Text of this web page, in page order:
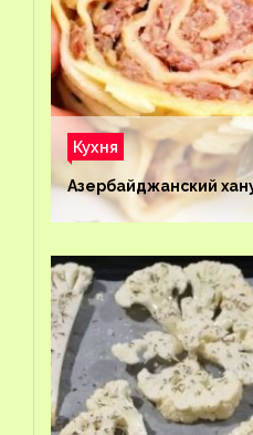
Кухня
Азербайджанский